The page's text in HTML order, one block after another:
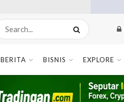
BERITA BISNIS EXPLORE